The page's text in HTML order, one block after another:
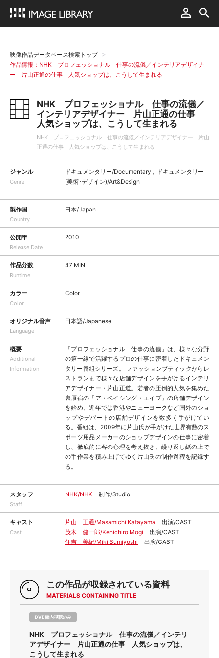
映像作品データベース検索トップ
作品情報：NHK プロフェッショナル 仕事の流儀／インテリアデザイナ
ー 片山正通の仕事 人気ショップは、こうして生まれる
NHK プロフェッショナル 仕事の流儀／
インテリアデザイナー 片山正通の仕事
人気ショップは、こうして生まれる
NHK プロフェッショナル 仕事の流儀／インテリアデザイナー 片山
正通の仕事 人気ショップは、こうして生まれる
ジャンル
Genre
ドキュメンタリー/Documentary，ドキュメンタリー
(美術･デザイン)/Art&Design
製作国
Country
日本/Japan
公開年
Release Date
2010
作品分数
Runtime
47 MIN
カラー
Color
Color
オリジナル音声
Language
日本語/Japanese
概要
Additional
Information
「プロフェッショナル 仕事の流儀」は、様々な分野
の第一線で活躍するプロの仕事に密着したドキュメン
タリー番組シリーズ。 ファッションブティックからレ
ストランまで様々な店舗デザインを手がけるインテリ
アデザイナー・片山正道。若者の圧倒的人気を集めた
裏原宿の「ア・ベイシング・エイプ」の店舗デザイン
を始め、近年では香港やニューヨークなど国外のショ
ップやデパートの店舗デザインを数多く手がけてい
る。番組は、2009年に片山氏が手がけた世界有数のス
ポーツ用品メーカーのショップデザインの仕事に密着
し、徹底的に客の心理を考え抜き、繰り返し紙の上で
の手作業を積み上げてゆく片山氏の制作過程を記録す
る。
スタッフ
Staff
NHK/NHK 制作/Studio
キャスト
Cast
片山 正通/Masamichi Katayama
出演/CAST
茂木 健一郎/Kenichiro Mogi
出演/CAST
住吉 美紀/Miki Sumiyoshi
出演/CAST
この作品が収録されている資料
MATERIALS CONTAINING TITLE
DVD館内視聴のみ
NHK プロフェッショナル 仕事の流儀／インテリ
アデザイナー 片山正通の仕事 人気ショップは、
こうして生まれる